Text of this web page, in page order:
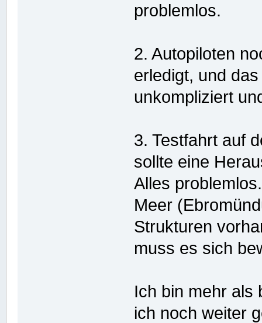
problemlos.
2. Autopiloten
erledigt, und
unkompliziert
3. Testfahrt auf
sollte eine
Alles
Meer
Strukturen
muss es sich
Ich bin mehr als
ich noch weiter